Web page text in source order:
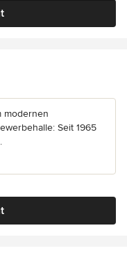
modernen
Seit 1965